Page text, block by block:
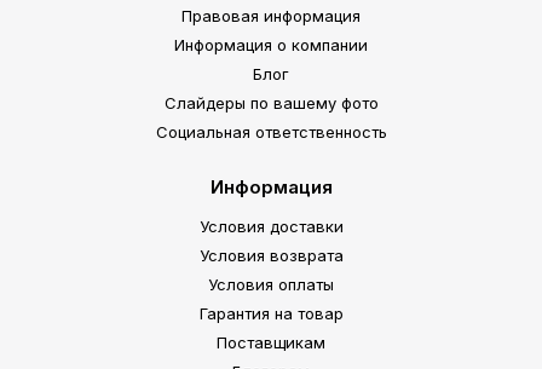
Правовая информация
Информация о компании
Блог
Слайдеры по вашему фото
Социальная ответственность
Информация
Условия доставки
Условия возврата
Условия оплаты
Гарантия на товар
Поставщикам